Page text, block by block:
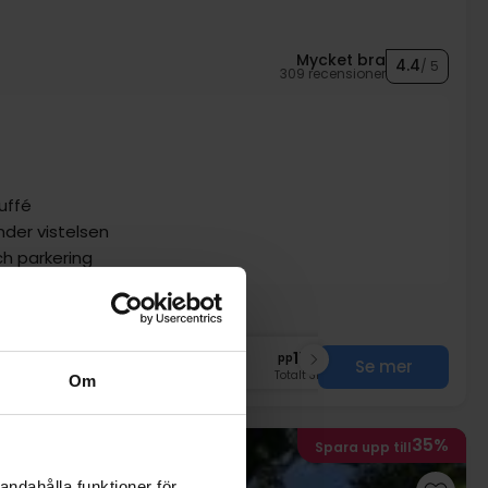
Om
Mycket bra
309 recensioner 4.4/ 5
vistelsen
parkering
nov pp1589:- dec pp1589:-
Totalt 3178:- Se mer
Spara upp till35%